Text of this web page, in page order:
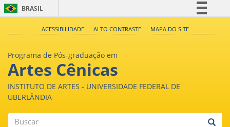
BRASIL
Legislação
ACESSIBILIDADE ALTO CONTRASTE MAPA DO SITE
Programa de Pós-graduação em
Artes Cênicas
INSTITUTO DE ARTES - UNIVERSIDADE FEDERAL DE
UBERLÂNDIA